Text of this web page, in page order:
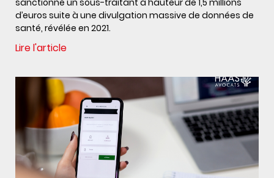
d’euros suite à une divulgation massive de données de
santé, révélée en 2021.
Lire l'article